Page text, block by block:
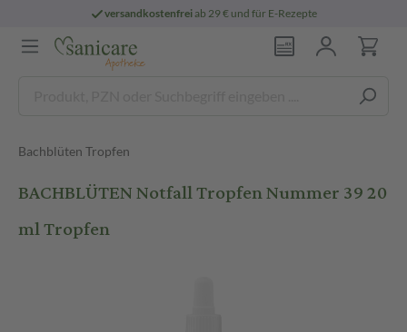
versandkostenfreiab 29 € und für E-Rezepte
Bachblüten Tropfen
BACHBLÜTEN Notfall Tropfen Nummer 39 20
ml Tropfen